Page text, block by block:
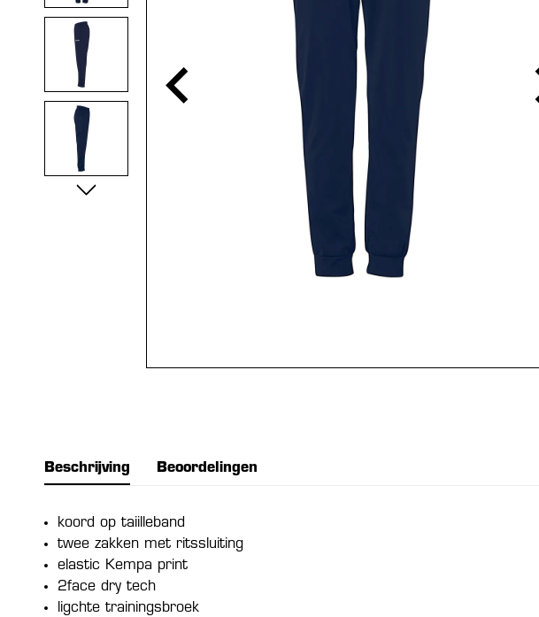
Beschrijving Beoordelingen
koord op taiilleband
twee zakken met ritssluiting
elastic Kempa print
2face dry tech
ligchte trainingsbroek